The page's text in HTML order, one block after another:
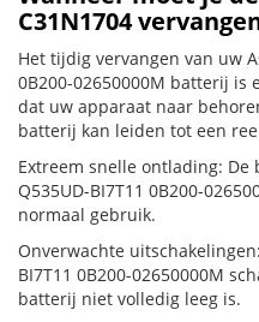
C31N1704
Het tijdig vervangen van uw
0B200-02650000M batterij is
dat uw apparaat naar
batterij kan leiden tot een
Extreem snelle ontlading: De
Q535UD-BI7T11 0B200-
normaal gebruik.
Onverwachte
BI7T11 0B200-02650000M
batterij niet volledig leeg is.